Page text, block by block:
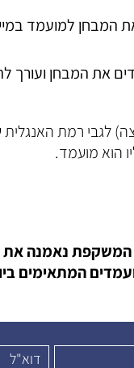
למועמד במייל
את המבחן ועורך
לגבי רמת
הוא מועמד.
המשקפת נאמנה
המתאימים